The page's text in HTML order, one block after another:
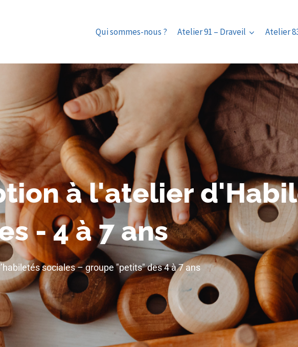
Qui sommes-nous ? Atelier 91 – Draveil Atelier
à l'atelier
- 4 à 7 ans
sociales – groupe "petits" des 4 à 7 ans